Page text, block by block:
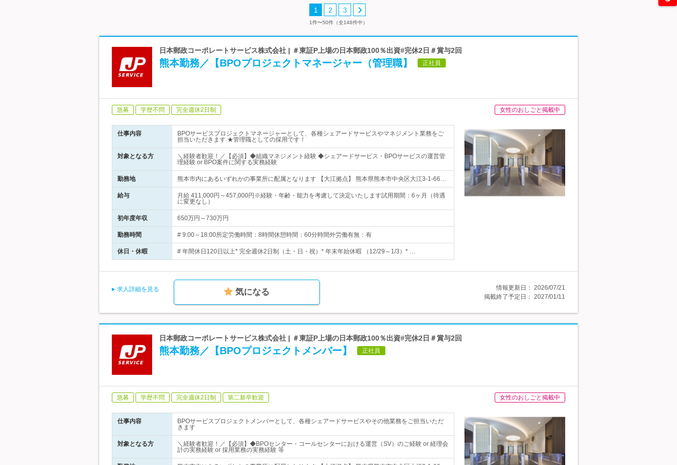
1 2 3
1件〜50件（全148件中）
日本郵政コーポレートサービス株式会社 | ＃東証P上場の日本郵政100％出資#完休2日＃賞与2回
熊本勤務／【BPOプロジェクトマネージャー（管理職】 正社員
急募 学歴不問 完全週休2日制 女性のおしごと掲載中
仕事内容
BPOサービスプロジェクトマネージャーとして、各種シェアードサービスやマネジメント業務をご
担当いただきます ★管理職としての採用です！
対象となる方
＼経験者歓迎！／【必須】◆組織マネジメント経験 ◆シェアードサービス・BPOサービスの運営管
理経験 or BPO案件に関する実務経験
勤務地 熊本市内にあるいずれかの事業所に配属となります 【大江拠点】 熊本県熊本市中央区大江3-1-66…
給与
月給 411,000円～457,000円※経験・年齢・能力を考慮して決定いたします試用期間：6ヶ月（待遇
に変更なし）
初年度年収 650万円～730万円
勤務時間 # 9:00～18:00所定労働時間：8時間休憩時間：60分時間外労働有無：有
休日・休暇 # 年間休日120日以上* 完全週休2日制（土・日・祝）* 年末年始休暇 （12/29～1/3）* …
求人詳細を見る 気になる 情報更新日： 2026/07/21
掲載終了予定日： 2027/01/11
日本郵政コーポレートサービス株式会社 | ＃東証P上場の日本郵政100％出資#完休2日＃賞与2回
熊本勤務／【BPOプロジェクトメンバー】 正社員
急募 学歴不問 完全週休2日制 第二新卒歓迎 女性のおしごと掲載中
仕事内容
BPOサービスプロジェクトメンバーとして、各種シェアードサービスやその他業務をご担当いただ
きます
対象となる方
＼経験者歓迎！／【必須】◆BPOセンター・コールセンターにおける運営（SV）のご経験 or 経理会
計の実務経験 or 採用業務の実務経験 等